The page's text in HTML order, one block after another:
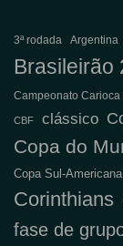
3ª rodada Argentina
Brasileirão
Campeonato Carioca
CBF clássico
Copa do
Copa Sul-
Corinthians
fase de